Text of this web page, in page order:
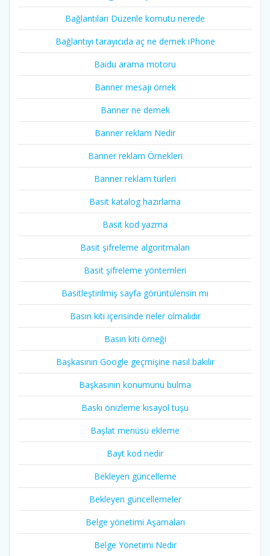
Bağlantıları Düzenle komutu nerede
Bağlantıyı tarayıcıda aç ne demek iPhone
Baidu arama motoru
Banner mesajı örnek
Banner ne demek
Banner reklam Nedir
Banner reklam Örnekleri
Banner reklam türleri
Basit katalog hazırlama
Basit kod yazma
Basit şifreleme algoritmaları
Basit şifreleme yöntemleri
Basitleştirilmiş sayfa görüntülensin mı
Basın kiti içerisinde neler olmalıdır
Basın kiti örneği
Başkasının Google geçmişine nasıl bakılır
Başkasının konumunu bulma
Baskı önizleme kısayol tuşu
Başlat menüsü ekleme
Bayt kod nedir
Bekleyen güncelleme
Bekleyen güncellemeler
Belge yönetimi Aşamaları
Belge Yönetimi Nedir